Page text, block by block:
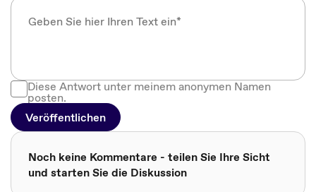
Diese Antwort unter meinem anonymen Namen
posten.
Veröffentlichen
Noch keine Kommentare - teilen Sie Ihre Sicht
und starten Sie die Diskussion